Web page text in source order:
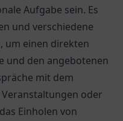
Aufgabe sein. Es
und verschiedene
um einen direkten
und den angebotenen
mit dem
oder
Einholen von